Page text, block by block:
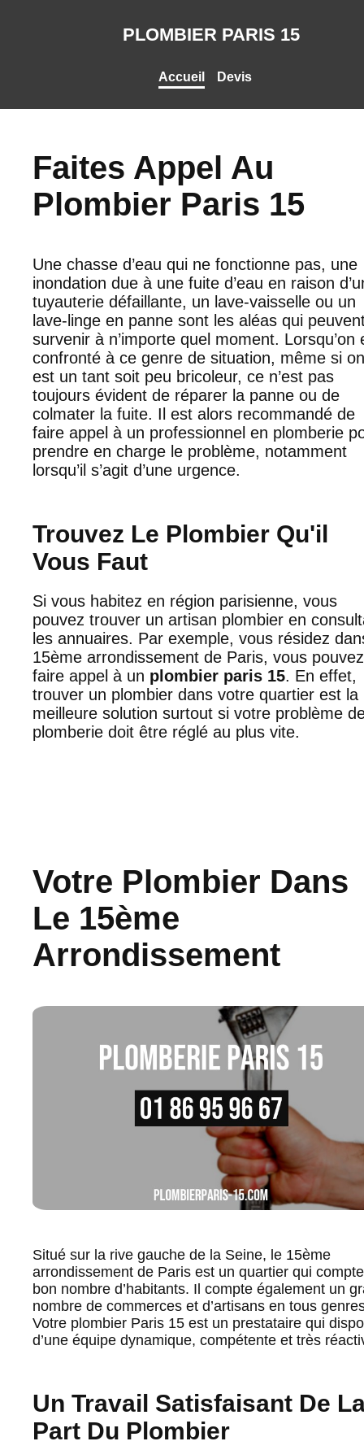
PLOMBIER PARIS 15
Accueil Devis
Faites Appel Au
Plombier Paris 15
Une chasse d’eau qui ne fonctionne pas, une
inondation due à une fuite d’eau en raison
tuyauterie défaillante, un lave-vaisselle ou un
lave-linge en panne sont les aléas qui
survenir à n’importe quel moment. Lorsqu’on
confronté à ce genre de situation, même si on
est un tant soit peu bricoleur, ce n’est pas
toujours évident de réparer la panne ou de
colmater la fuite. Il est alors recommandé de
faire appel à un professionnel en plomberie
prendre en charge le problème, notamment
lorsqu’il s’agit d’une urgence.
Trouvez Le Plombier Qu'il
Vous Faut
Si vous habitez en région parisienne, vous
pouvez trouver un artisan plombier en
les annuaires. Par exemple, vous résidez
15ème arrondissement de Paris, vous pouvez
faire appel à un plombier paris 15. En effet,
trouver un plombier dans votre quartier est la
meilleure solution surtout si votre problème
plomberie doit être réglé au plus vite.
Votre Plombier Dans
Le 15ème
Arrondissement
Situé sur la rive gauche de la Seine, le 15ème
arrondissement de Paris est un quartier qui
bon nombre d’habitants. Il compte également un
nombre de commerces et d’artisans en tous
Votre plombier Paris 15 est un prestataire qui
d’une équipe dynamique, compétente et très
Un Travail Satisfaisant De
Part Du Plombier